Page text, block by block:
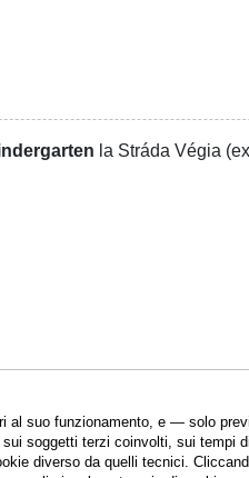
la Stráda Végia
al suo funzionamento, e — solo
soggetti terzi coinvolti, sui tempi
diverso da quelli tecnici.